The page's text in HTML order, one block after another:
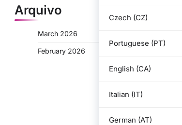
Czech (CZ)
Portuguese (PT)
English (CA)
Italian (IT)
German (AT)
Arquivo
March 2026
February 2026